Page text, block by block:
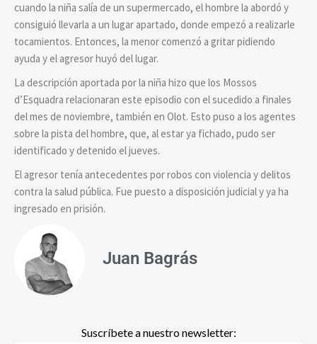
cuando la niña salía de un supermercado, el hombre la abordó y
consiguió llevarla a un lugar apartado, donde empezó a realizarle
tocamientos. Entonces, la menor comenzó a gritar pidiendo
ayuda y el agresor huyó del lugar.
La descripción aportada por la niña hizo que los Mossos
d’Esquadra relacionaran este episodio con el sucedido a finales
del mes de noviembre, también en Olot. Esto puso a los agentes
sobre la pista del hombre, que, al estar ya fichado, pudo ser
identificado y detenido el jueves.
El agresor tenía antecedentes por robos con violencia y delitos
contra la salud pública. Fue puesto a disposición judicial y ya ha
ingresado en prisión.
Juan Bagrás
Suscríbete a nuestro newsletter: